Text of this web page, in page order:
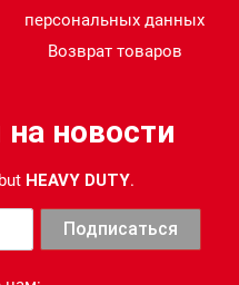
персональных данных
Возврат товаров
новости
HEAVY DUTY.
Подписаться